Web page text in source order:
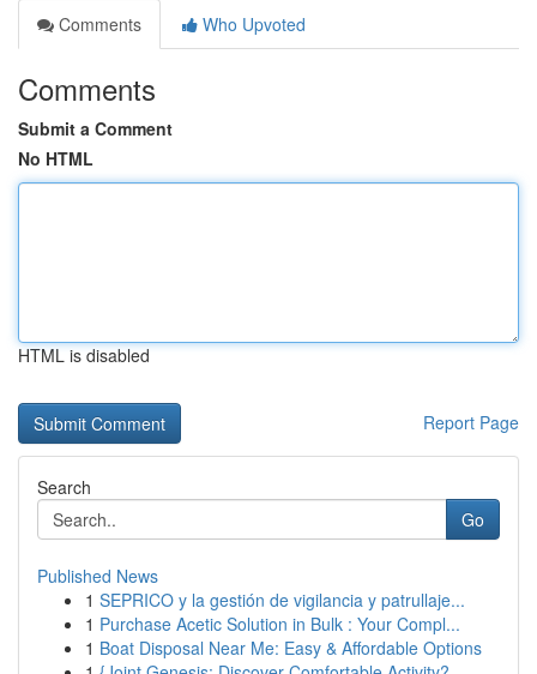
Comments
Who Upvoted
Comments
Submit a Comment
No HTML
HTML is disabled
Report Page
Search
Go
Published News
1 SEPRICO y la gestión de vigilancia y patrullaje...
1 Purchase Acetic Solution in Bulk : Your Compl...
1 Boat Disposal Near Me: Easy & Affordable Options